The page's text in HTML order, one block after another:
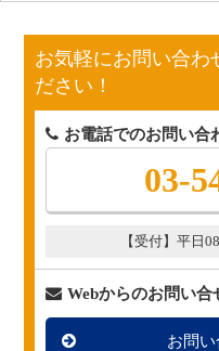
お気軽にお問い合わ
ださい！
お電話でのお問い合
03-
【受付】平日
Webからのお問い合
お問